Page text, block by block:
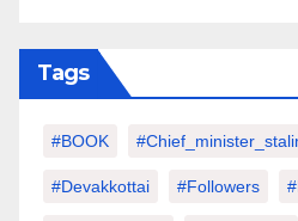
Tags
#BOOK
#devakkottai #followers